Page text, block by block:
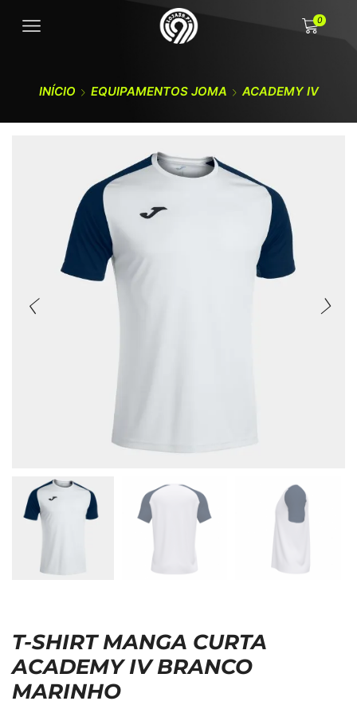
0
INÍCIO EQUIPAMENTOS JOMA ACADEMY IV
T-SHIRT MANGA CURTA
ACADEMY IV BRANCO
MARINHO